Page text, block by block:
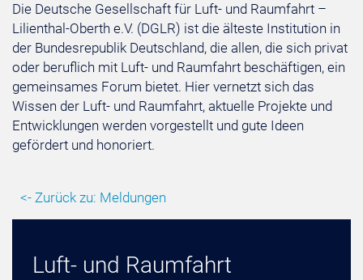
Die Deutsche Gesellschaft für Luft- und Raumfahrt –
Lilienthal-Oberth e.V. (DGLR) ist die älteste Institution in
der Bundesrepublik Deutschland, die allen, die sich privat
oder beruflich mit Luft- und Raumfahrt beschäftigen, ein
gemeinsames Forum bietet. Hier vernetzt sich das
Wissen der Luft- und Raumfahrt, aktuelle Projekte und
Entwicklungen werden vorgestellt und gute Ideen
gefördert und honoriert.
<- Zurück zu: Meldungen
Luft- und Raumfahrt